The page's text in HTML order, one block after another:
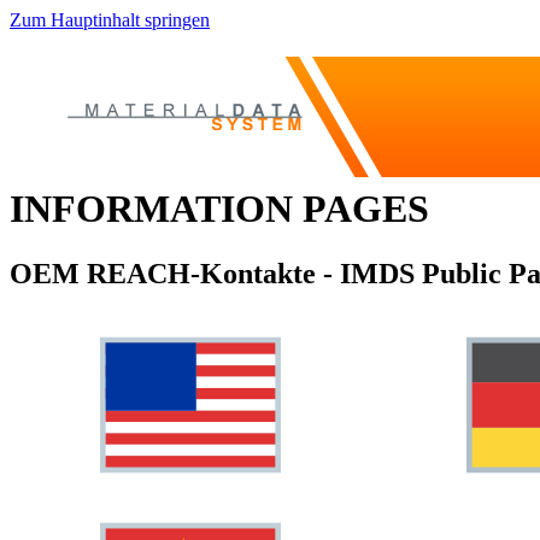
Zum Hauptinhalt springen
INFORMATION PAGES
OEM REACH-Kontakte - IMDS Public